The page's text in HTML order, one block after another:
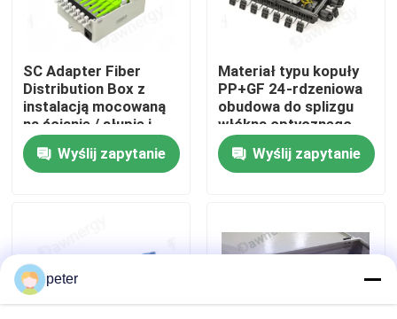
Wycieczka po fabryce
Kontrola jakości
Skontaktuj się z nami
Wszystkie przypadki
Poprosić o wycenę
SC Adapter Fiber
Distribution Box z
instalacją mocowaną
na ścianie / słupie i
typem złącza Fiber
Splice Box
Wyślij zapytanie
Materiał typu kopuły
PP+GF 24-rdzeniowa
obudowa do splizgu
włókna optycznego
Wyślij zapytanie
peter